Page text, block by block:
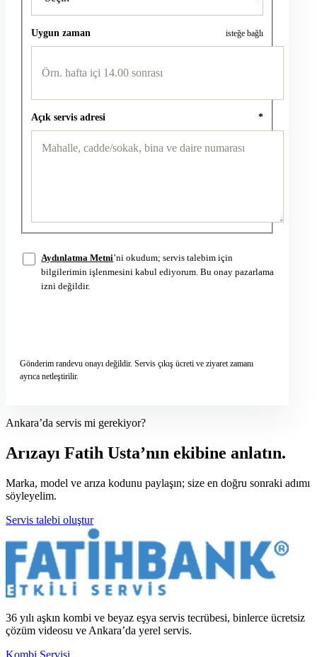
Uygun zaman isteğe bağlı
Açık servis adresi *
Aydınlatma Metni’ni okudum; servis talebim için
bilgilerimin işlenmesini kabul ediyorum. Bu onay pazarlama
izni değildir.
Gönderim randevu onayı değildir. Servis çıkış ücreti ve ziyaret zamanı
ayrıca netleştirilir.
Ankara’da servis mi gerekiyor?
Arızayı Fatih Usta’nın ekibine anlatın.
Marka, model ve arıza kodunu paylaşın; size en doğru sonraki adımı
söyleyelim.
Servis talebi oluştur
36 yılı aşkın kombi ve beyaz eşya servis tecrübesi, binlerce ücretsiz
çözüm videosu ve Ankara’da yerel servis.
Kombi Servisi